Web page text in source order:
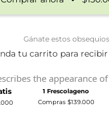
Gánate estos obsequios
tu carrito para
1 Frescolageno
Compras $139.000